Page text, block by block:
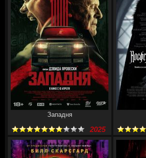
Западня
2025